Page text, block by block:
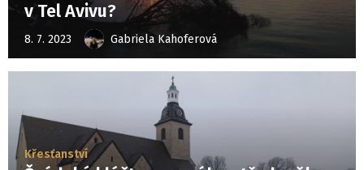
v Tel Avivu?
8. 7. 2023 Gabriela Kahoferová
Křesťanství